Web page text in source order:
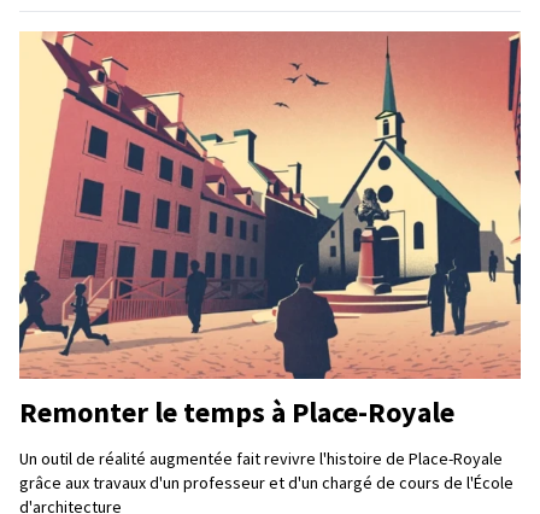
Remonter le temps à Place-Royale
Un outil de réalité augmentée fait revivre l'histoire de Place-Royale
grâce aux travaux d'un professeur et d'un chargé de cours de l'École
d'architecture